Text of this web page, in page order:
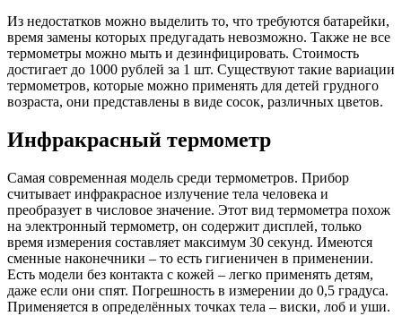
Из недостатков можно выделить то, что требуются батарейки,
время замены которых предугадать невозможно. Также не все
термометры можно мыть и дезинфицировать. Стоимость
достигает до 1000 рублей за 1 шт. Существуют такие вариации
термометров, которые можно применять для детей грудного
возраста, они представлены в виде сосок, различных цветов.
Инфракрасный термометр
Самая современная модель среди термометров. Прибор
считывает инфракрасное излучение тела человека и
преобразует в числовое значение. Этот вид термометра похож
на электронный термометр, он содержит дисплей, только
время измерения составляет максимум 30 секунд. Имеются
сменные наконечники – то есть гигиеничен в применении.
Есть модели без контакта с кожей – легко применять детям,
даже если они спят. Погрешность в измерении до 0,5 градуса.
Применяется в определённых точках тела – виски, лоб и уши.